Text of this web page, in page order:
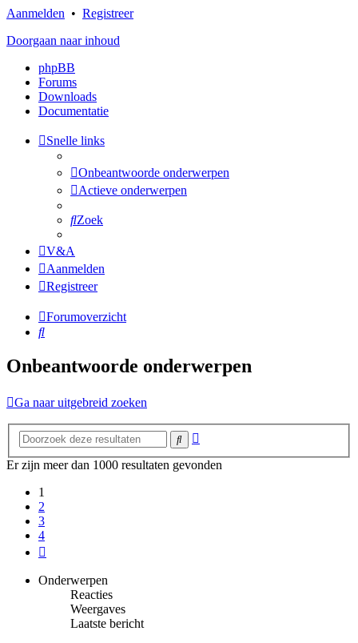
Aanmelden • Registreer
Doorgaan naar inhoud
phpBB
Forums
Downloads
Documentatie
Snelle links
Onbeantwoorde onderwerpen
Actieve onderwerpen
Zoek
V&A
Aanmelden
Registreer
Forumoverzicht
Zoek
Onbeantwoorde onderwerpen
Ga naar uitgebreid zoeken
Zoek
Er zijn meer dan 1000 resultaten gevonden
1
2
3
4
Onderwerpen
Reacties
Weergaves
Laatste bericht